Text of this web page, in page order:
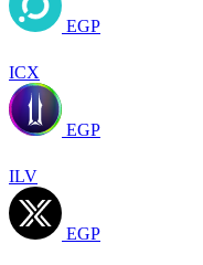
EGP
ICX
EGP
ILV
EGP